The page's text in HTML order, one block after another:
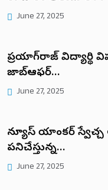
June 27, 2025
ప్రయాగ్‌రాజ్ విద్యార్థి
జాబ్ఆఫర్…
June 27, 2025
న్యూస్ యాంకర్ స్వేచ్చ
పనిచేస్తున్న…
June 27, 2025